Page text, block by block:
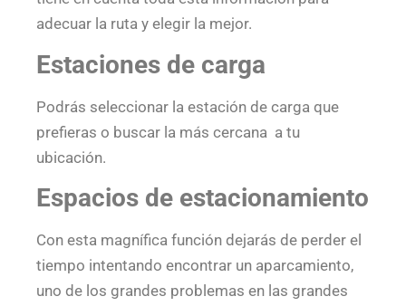
adecuar la ruta y elegir la mejor.
Estaciones de carga
Podrás seleccionar la estación de carga que
prefieras o buscar la más cercana a tu
ubicación.
Espacios de estacionamiento
Con esta magnífica función dejarás de perder el
tiempo intentando encontrar un aparcamiento,
uno de los grandes problemas en las grandes